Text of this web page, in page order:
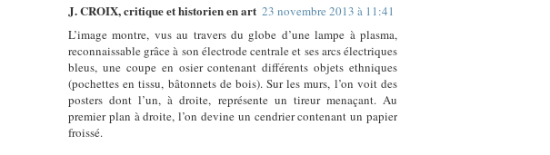
J. CROIX, critique et historien en art 23 novembre 2013 à 11:41
L’image montre, vus au travers du globe d’une lampe à plasma,
reconnaissable grâce à son électrode centrale et ses arcs électriques
bleus, une coupe en osier contenant différents objets ethniques
(pochettes en tissu, bâtonnets de bois). Sur les murs, l’on voit des
posters dont l’un, à droite, représente un tireur menaçant. Au
premier plan à droite, l’on devine un cendrier contenant un papier
froissé.